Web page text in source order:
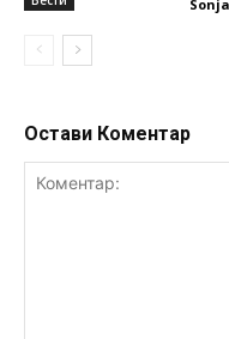
Остави Коментар